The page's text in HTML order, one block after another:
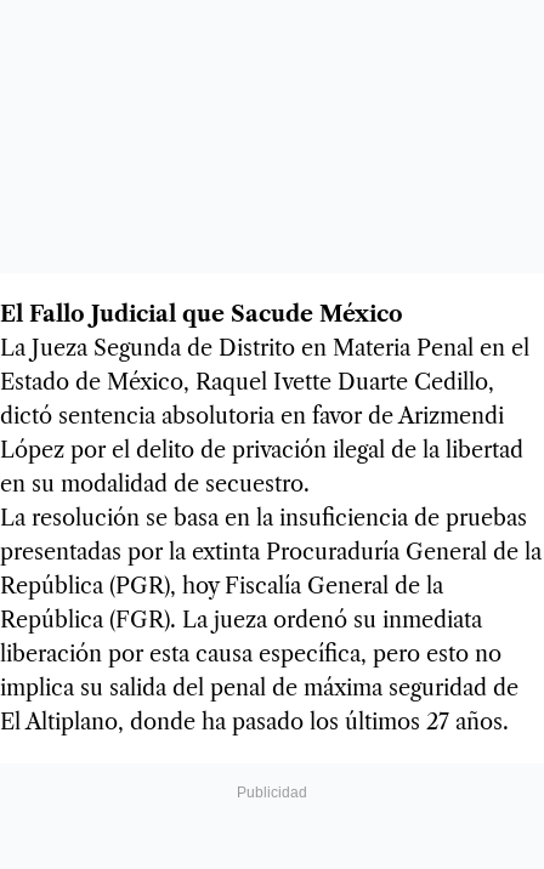
El Fallo Judicial que Sacude México
La Jueza Segunda de Distrito en Materia Penal en el
Estado de México, Raquel Ivette Duarte Cedillo,
dictó sentencia absolutoria en favor de Arizmendi
López por el delito de privación ilegal de la libertad
en su modalidad de secuestro.
La resolución se basa en la insuficiencia de pruebas
presentadas por la extinta Procuraduría General de la
República (PGR), hoy Fiscalía General de la
República (FGR). La jueza ordenó su inmediata
liberación por esta causa específica, pero esto no
implica su salida del penal de máxima seguridad de
El Altiplano, donde ha pasado los últimos 27 años.